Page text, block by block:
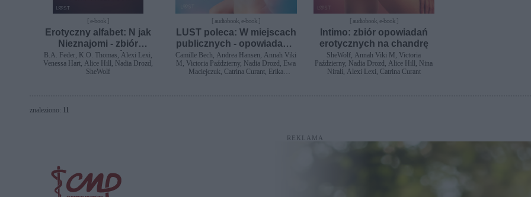
[ e-book ]
Erotyczny alfabet: N jak
Nieznajomi - zbiór
opowiadań
B.A. Feder, K.O. Thomas, Alexi Lexi,
Venessa Hart, Alice Hill, Nadia Drozd,
SheWolf
[ audiobook, e-book ]
LUST poleca: W miejscach
publicznych - opowiadania
erotyczne
Camille Bech, Andrea Hansen, Annah Viki
M, Victoria Październy, Nadia Drozd, Ewa
Maciejczuk, Catrina Curant, Erika
[ audiobook, e-book ]
Intimo: zbiór opowiadań
erotycznych na chandrę
SheWolf, Annah Viki M, Victoria
Październy, Nadia Drozd, Alice Hill, Nina
Nirali, Alexi Lexi, Catrina Curant
znaleziono: 11
REKLAMA